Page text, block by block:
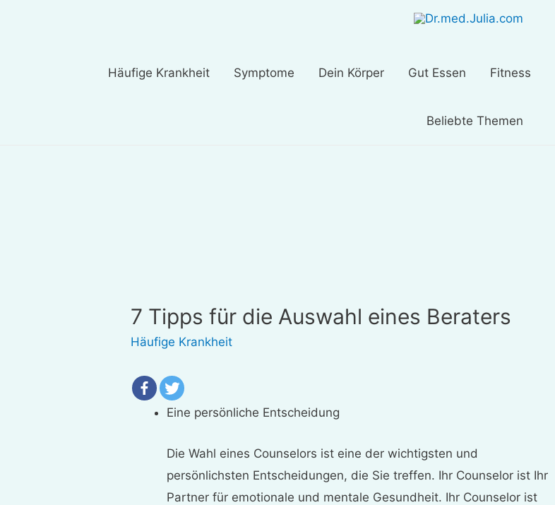
Häufige Krankheit Symptome Dein Körper Gut Essen Fitness
Beliebte Themen
7 Tipps für die Auswahl eines Beraters
Häufige Krankheit
Eine persönliche Entscheidung
Die Wahl eines Counselors ist eine der wichtigsten und
persönlichsten Entscheidungen, die Sie treffen. Ihr Counselor ist Ihr
Partner für emotionale und mentale Gesundheit. Ihr Counselor ist